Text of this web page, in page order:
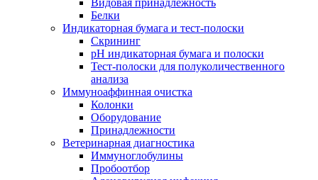
Видовая принадлежность
Белки
Индикаторная бумага и тест-полоски
Скрининг
pH индикаторная бумага и полоски
Тест-полоски для полуколичественного
анализа
Иммуноаффинная очистка
Колонки
Оборудование
Принадлежности
Ветеринарная диагностика
Иммуноглобулины
Пробоотбор